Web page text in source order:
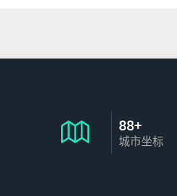
88+
城市坐标